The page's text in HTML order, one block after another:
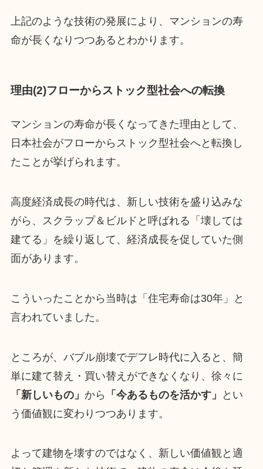
上記のような技術の発展により、マンションの寿
命が長くなりつつあるとわかります。
理由(2)フローからストック型社会への転換
マンションの寿命が長くなってきた理由として、
日本社会がフローからストック型社会へと転換し
たことが挙げられます。
高度経済成長の時代は、新しい技術を盛り込みな
がら、スクラップ＆ビルドと呼ばれる「壊しては
建てる」を繰り返して、経済成長を促していた側
面があります。
こういったことから当時は「住宅寿命は30年」と
言われていました。
ところが、バブル崩壊でデフレ時代に入ると、簡
単に建て替え・買い替えができなくなり、徐々に
「新しいもの」 から 「今あるものを活かす」
とい
う価値観に変わりつつあります。
よって建物を壊すのではなく、新しい価値観と適